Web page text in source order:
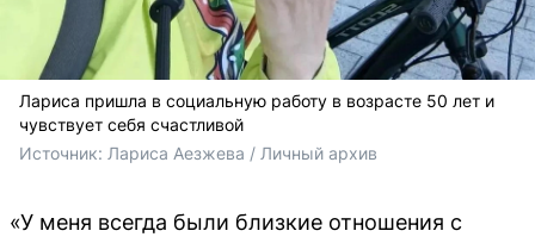
Лариса пришла в социальную работу в возрасте 50 лет и
чувствует себя счастливой
Источник: Лариса Аезжева / Личный архив
«У меня всегда были близкие отношения с